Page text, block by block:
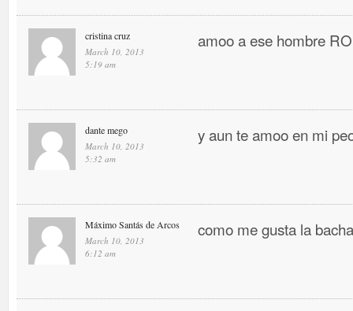
cristina cruz
March 10, 2013
5:19 am
amoo a ese hombre
dante mego
March 10, 2013
5:32 am
y aun te amoo en mi
Máximo Santás de Arcos
March 10, 2013
6:12 am
como me gusta la